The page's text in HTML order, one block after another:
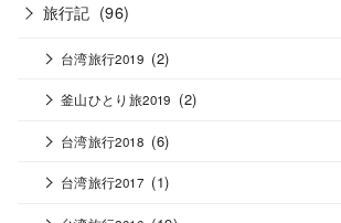
旅行記 (96)
台湾旅行2019 (2)
釜山ひとり旅2019 (2)
台湾旅行2018 (6)
台湾旅行2017 (1)